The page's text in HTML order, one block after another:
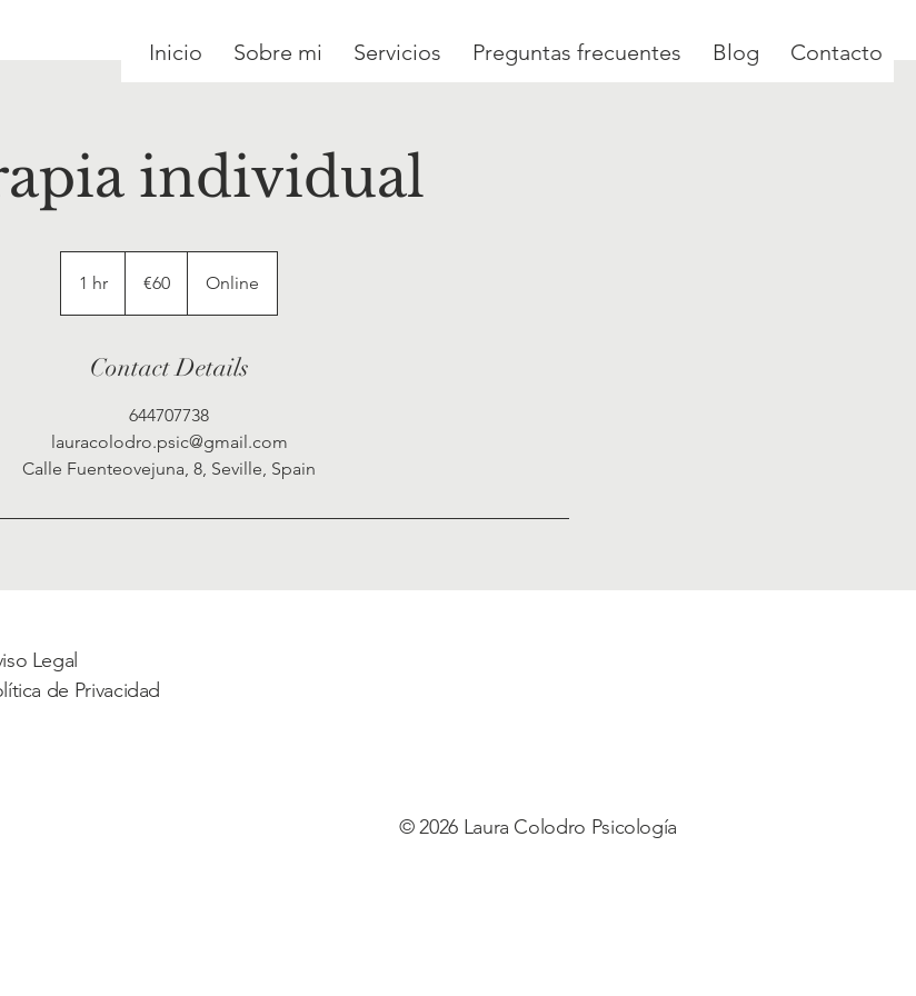
Inicio Sobre mi Servicios Preguntas frecuentes Blog Contacto
individual
1 hr
h
€60 Online
Contact Details
644707738
lauracolodro.psic@gmail.com
Calle Fuenteovejuna, 8, Seville, Spain
Legal
de Privacidad
© 2026 Laura Colodro Psicología